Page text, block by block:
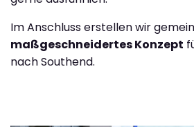
Im Anschluss erstellen wir
maßgeschneidertes Konzept
nach Southend.